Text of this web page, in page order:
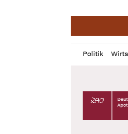
Politik
Profil
öffnen
Daz
Pur
Deutscher